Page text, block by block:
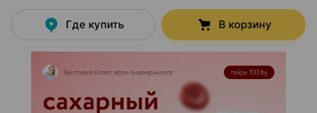
Где купить В корзину